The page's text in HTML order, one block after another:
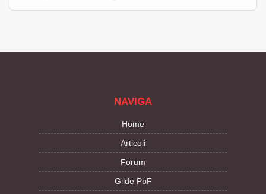
NAVIGA
Home
Articoli
Forum
Gilde PbF